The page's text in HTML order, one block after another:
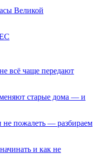
Великой
всё чаще передают
старые дома — и
не пожалеть — разбираем
и как не